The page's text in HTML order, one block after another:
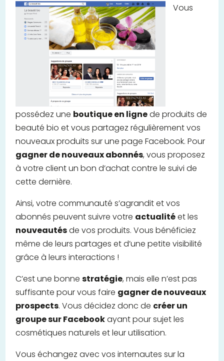
Vous
possédez une boutique en lignede produits de
beauté bio et vous partagez régulièrement vos
nouveaux produits sur une page Facebook. Pour
gagner de nouveaux abonnés, vous proposez
à votre client un bon d’achat contre le suivi de
cette dernière.
Ainsi, votre communauté s’agrandit et vos
abonnés peuvent suivre votre actualitéet les
nouveautésde vos produits. Vous bénéficiez
même de leurs partages et d’une petite visibilité
grâce à leurs interactions !
C’est une bonnestratégie, mais elle n’est pas
suffisante pour vous faire gagner de nouveaux
prospects. Vous décidez donc de créer un
groupe sur Facebookayant pour sujet les
cosmétiques naturels et leur utilisation.
Vous échangez avec vos internautes sur la